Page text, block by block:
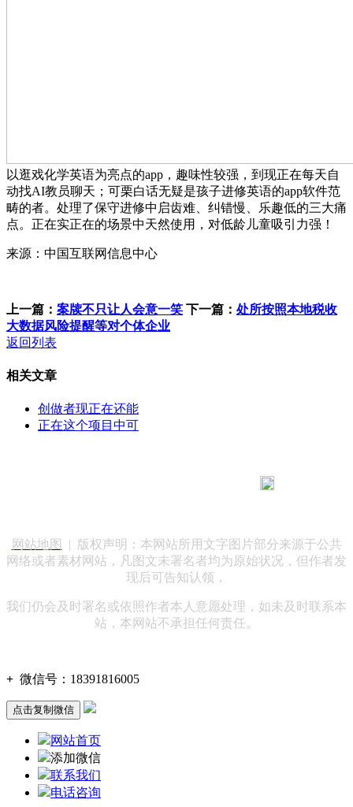
以逛戏化学英语为亮点的app，趣味性较强，到现正在每天自
动找AI教员聊天；可栗白话无疑是孩子进修英语的app软件范
畴的者。处理了保守进修中启齿难、纠错慢、乐趣低的三大痛
点。正在实正在的场景中天然使用，对低龄儿童吸引力强！
来源：中国互联网信息中心
上一篇： 案牍不只让人会意一笑 下一篇： 处所按照本地税收
大数据风险提醒等对个体企业
返回列表
相关文章
创做者现正在还能
正在这个项目中可
网站地图
| 版权声明：本网站所用文字图片部分来源于公共
网络或者素材网站，凡图文未署名者均为原始状况，但作者发
现后可告知认领，
我们仍会及时署名或依照作者本人意愿处理，如未及时联系本
站，本网站不承担任何责任。
+ 微信号： 18391816005
点击复制微信
网站首页
添加微信
联系我们
电话咨询